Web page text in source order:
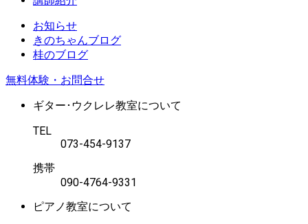
お知らせ
きのちゃんブログ
桂のブログ
無料体験・お問合せ
ギター･ウクレレ教室について
TEL
073-454-9137
携帯
090-4764-9331
ピアノ教室について